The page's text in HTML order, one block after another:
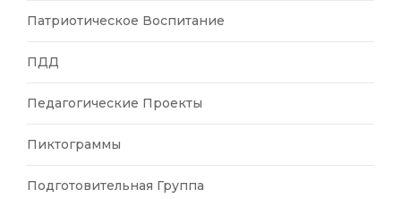
Патриотическое Воспитание
ПДД
Педагогические Проекты
Пиктограммы
Подготовительная Группа